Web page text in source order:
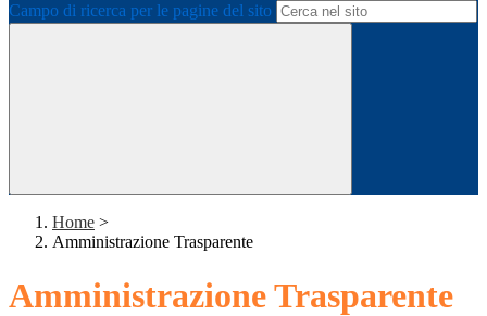
Campo di ricerca per le pagine del sito
Home >
Amministrazione Trasparente
Amministrazione Trasparente